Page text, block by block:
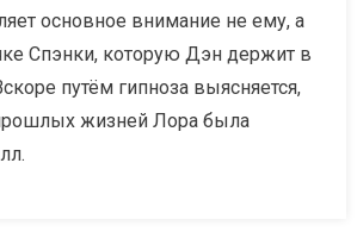
основное внимание не ему, а
Спэнки, которую Дэн держит в
путём гипноза выясняется,
жизней Лора была